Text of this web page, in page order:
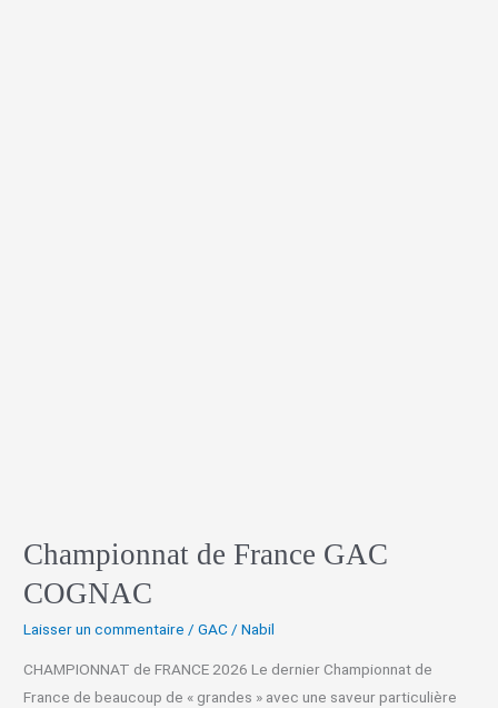
Championnat de France GAC
COGNAC
Laisser un commentaire /GAC /Nabil
CHAMPIONNAT de FRANCE 2026 Le dernier Championnat de
France de beaucoup de « grandes » avec une saveur particulière